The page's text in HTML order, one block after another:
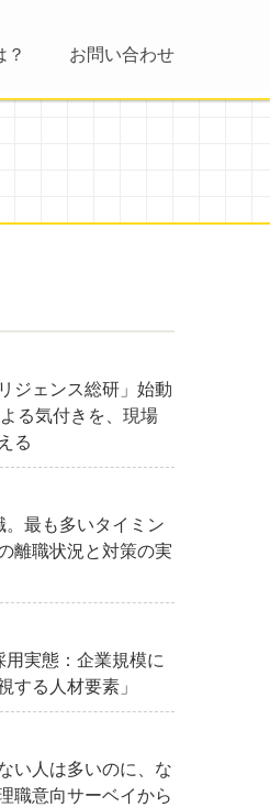
？ お問い合わせ
ジェンス総研」始動
る気付きを、現場
る
。最も多いタイミン
離職状況と対策の実
実態：企業規模に
する人材要素」
い人は多いのに、な
職意向サーベイから